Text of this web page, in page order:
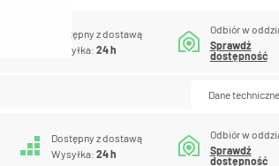
Dostępny z dostawą
Wysyłka:24 h
Odbiór w
Sprawdź
dostępność
Dane techniczne
Dostępny z dostawą
Wysyłka:24 h
Odbiór w
Sprawdź
dostępność